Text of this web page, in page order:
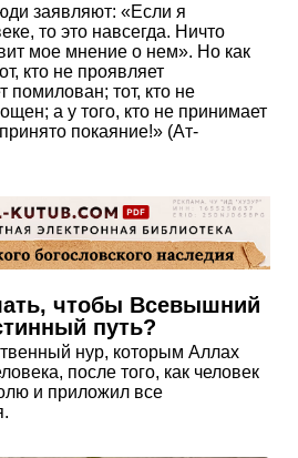
заявляют: «Если я
то это навсегда. Ничто
мое мнение о нем». Но как
кто не проявляет
помилован; тот, кто не
а у того, кто не принимает
покаяние!» (Ат-
чтобы Всевышний
путь?
нур, которым Аллах
после того, как человек
и приложил все